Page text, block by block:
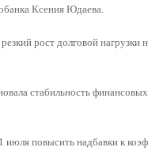
Ксения Юдаева.
рост долговой нагрузки
стабильность
повысить надбавки к